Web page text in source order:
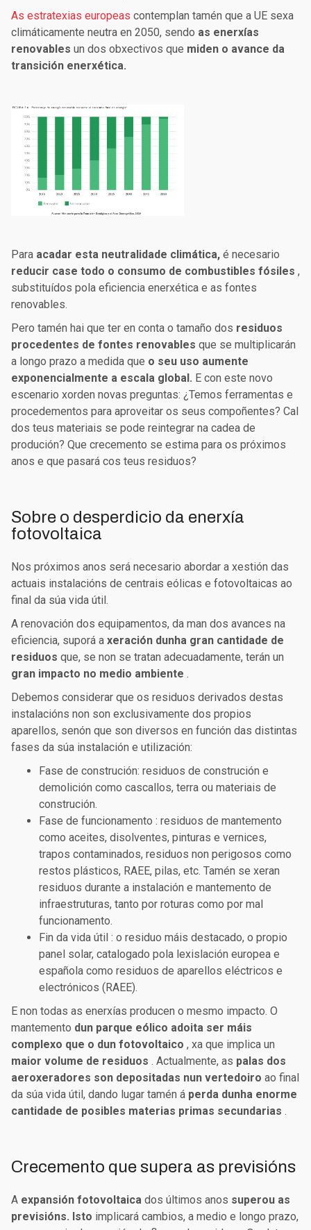
As estratexias europeas contemplan tamén que a UE sexa
climáticamente neutra en 2050, sendo as enerxías
renovables un dos obxectivos que miden o avance da
transición enerxética.
Para acadar esta neutralidade climática, é necesario
reducir case todo o consumo de combustibles fósiles ,
substituídos pola eficiencia enerxética e as fontes
renovables.
Pero tamén hai que ter en conta o tamaño dos residuos
procedentes de fontes renovables que se multiplicarán
a longo prazo a medida que o seu uso aumente
exponencialmente a escala global. E con este novo
escenario xorden novas preguntas: ¿Temos ferramentas e
procedementos para aproveitar os seus compoñentes? Cal
dos teus materiais se pode reintegrar na cadea de
produción? Que crecemento se estima para os próximos
anos e que pasará cos teus residuos?
Sobre o desperdicio da enerxía
fotovoltaica
Nos próximos anos será necesario abordar a xestión das
actuais instalacións de centrais eólicas e fotovoltaicas ao
final da súa vida útil.
A renovación dos equipamentos, da man dos avances na
eficiencia, suporá a xeración dunha gran cantidade de
residuos que, se non se tratan adecuadamente, terán un
gran impacto no medio ambiente .
Debemos considerar que os residuos derivados destas
instalacións non son exclusivamente dos propios
aparellos, senón que son diversos en función das distintas
fases da súa instalación e utilización:
Fase de construción: residuos de construción e
demolición como cascallos, terra ou materiais de
construción.
Fase de funcionamento : residuos de mantemento
como aceites, disolventes, pinturas e vernices,
trapos contaminados, residuos non perigosos como
restos plásticos, RAEE, pilas, etc. Tamén se xeran
residuos durante a instalación e mantemento de
infraestruturas, tanto por roturas como por mal
funcionamento.
Fin da vida útil : o residuo máis destacado, o propio
panel solar, catalogado pola lexislación europea e
española como residuos de aparellos eléctricos e
electrónicos (RAEE).
E non todas as enerxías producen o mesmo impacto. O
mantemento dun parque eólico adoita ser máis
complexo que o dun fotovoltaico , xa que implica un
maior volume de residuos . Actualmente, as palas dos
aeroxeradores son depositadas nun vertedoiro ao final
da súa vida útil, dando lugar tamén á perda dunha enorme
cantidade de posibles materias primas secundarias .
Crecemento que supera as previsións
A expansión fotovoltaica dos últimos anos superou as
previsións. Isto implicará cambios, a medio e longo prazo,